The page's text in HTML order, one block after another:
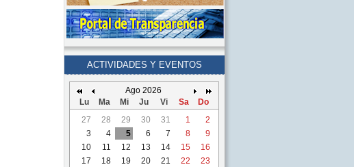
ACTIVIDADES Y EVENTOS
Ago 2026
Lu
Ma Mi Ju Vi Sa
Do
27
28 29 30 31 1
2
3
4 5 6 7 8
9
10
11 12 13 14 15
16
17
18 19 20 21 22
23